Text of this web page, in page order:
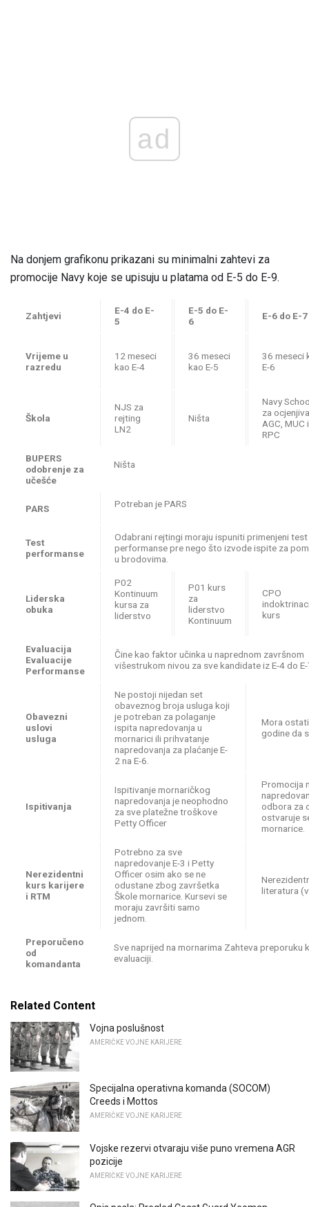
ad
Na donjem grafikonu prikazani su minimalni zahtevi za
promocije Navy koje se upisuju u platama od E-5 do E-9.
Zahtjevi
E-4 do E-
5
E-5 do E-
6
E-6 do E-7
Vrijeme u
razredu
12 meseci
kao E-4
36 meseci
kao E-5
36 meseci
E-6
Škola
NJS za
rejting
LN2
Ništa
Navy
za
AGC, MUC i
RPC
BUPERS
odobrenje za
učešće
Ništa
PARS Potreban je PARS
Test
performanse
Odabrani rejtingi moraju ispuniti primenjeni test
performanse pre nego što izvode ispite za
u brodovima.
Liderska
obuka
P02
Kontinuum
kursa za
liderstvo
P01 kurs
za
liderstvo
Kontinuum
CPO
kurs
Evaluacija
Evaluacije
Performanse
Čine kao faktor učinka u naprednom završnom
višestrukom nivou za sve kandidate iz E-4 do
Obavezni
uslovi
usluga
Ne postoji nijedan set
obaveznog broja usluga koji
je potreban za polaganje
ispita napredovanja u
mornarici ili prihvatanje
napredovanja za plaćanje E-
2 na E-6.
Mora
godine da
Ispitivanja
Ispitivanje mornaričkog
napredovanja je neophodno
za sve platežne troškove
Petty Officer
Promocija
odbora za
ostvaruje
mornarice.
Nerezidentni
kurs karijere
i RTM
Potrebno za sve
napredovanje E-3 i Petty
Officer osim ako se ne
odustane zbog završetka
Škole mornarice. Kursevi se
moraju završiti samo
jednom.
literatura
Preporučeno
od
komandanta
Sve naprijed na mornarima Zahteva preporuku
evaluaciji.
Related Content
Vojna poslušnost
AMERIČKE VOJNE KARIJERE
Specijalna operativna komanda (SOCOM)
Creeds i Mottos
AMERIČKE VOJNE KARIJERE
Vojske rezervi otvaraju više puno vremena AGR
pozicije
AMERIČKE VOJNE KARIJERE